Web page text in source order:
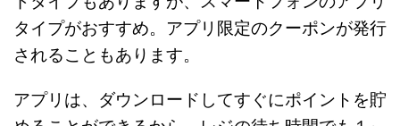
タイプがおすすめ。アプリ限定のクーポンが発行
されることもあります。
アプリは、ダウンロードしてすぐにポイントを貯